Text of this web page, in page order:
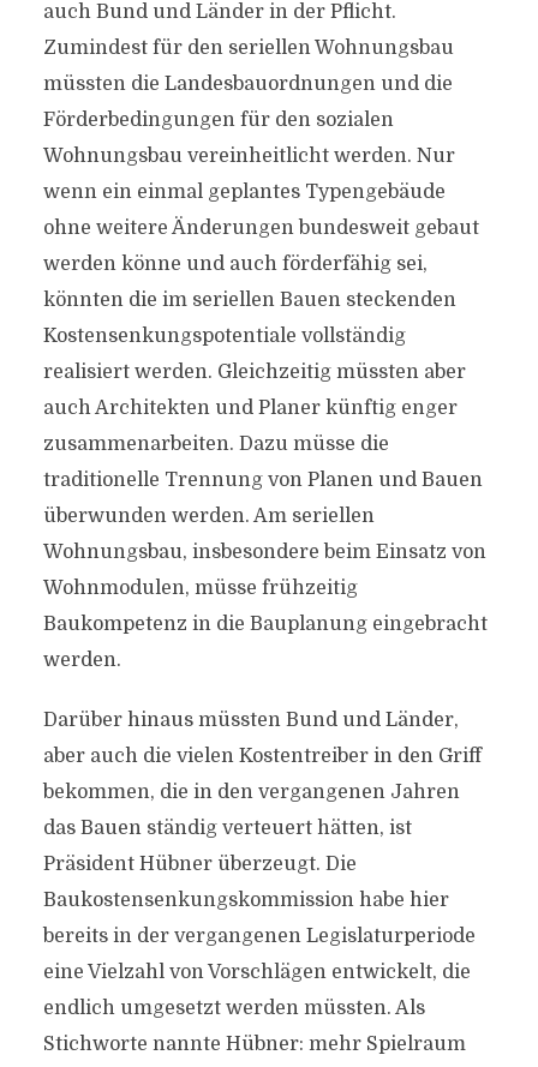
auch Bund und Länder in der Pflicht.
Zumindest für den seriellen Wohnungsbau
müssten die Landesbauordnungen und die
Förderbedingungen für den sozialen
Wohnungsbau vereinheitlicht werden. Nur
wenn ein einmal geplantes Typengebäude
ohne weitere Änderungen bundesweit gebaut
werden könne und auch förderfähig sei,
könnten die im seriellen Bauen steckenden
Kostensenkungspotentiale vollständig
realisiert werden. Gleichzeitig müssten aber
auch Architekten und Planer künftig enger
zusammenarbeiten. Dazu müsse die
traditionelle Trennung von Planen und Bauen
überwunden werden. Am seriellen
Wohnungsbau, insbesondere beim Einsatz von
Wohnmodulen, müsse frühzeitig
Baukompetenz in die Bauplanung eingebracht
werden.
Darüber hinaus müssten Bund und Länder,
aber auch die vielen Kostentreiber in den Griff
bekommen, die in den vergangenen Jahren
das Bauen ständig verteuert hätten, ist
Präsident Hübner überzeugt. Die
Baukostensenkungskommission habe hier
bereits in der vergangenen Legislaturperiode
eine Vielzahl von Vorschlägen entwickelt, die
endlich umgesetzt werden müssten. Als
Stichworte nannte Hübner: mehr Spielraum